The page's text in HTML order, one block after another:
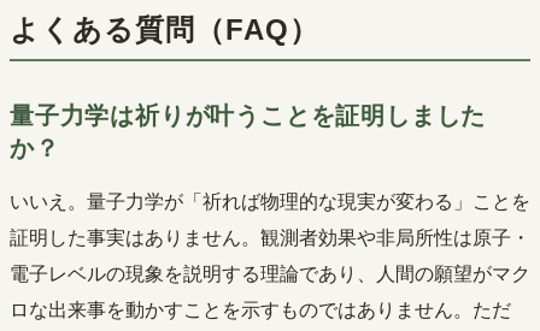
よくある質問（FAQ）
量子力学は祈りが叶うことを証明しました
か？
いいえ。量子力学が「祈れば物理的な現実が変わる」ことを
証明した事実はありません。観測者効果や非局所性は原子・
電子レベルの現象を説明する理論であり、人間の願望がマク
ロな出来事を動かすことを示すものではありません。ただ